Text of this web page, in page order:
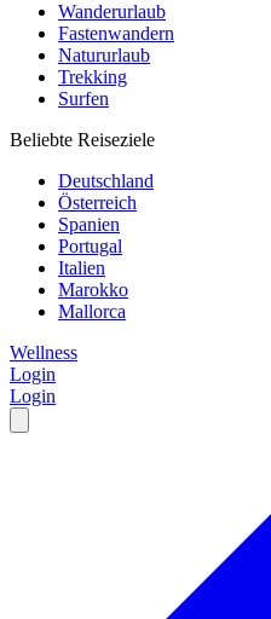
Wanderurlaub
Fastenwandern
Natururlaub
Trekking
Surfen
Beliebte Reiseziele
Deutschland
Österreich
Spanien
Portugal
Italien
Marokko
Mallorca
Wellness
Login
Login